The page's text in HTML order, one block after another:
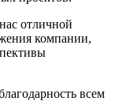
отличной
компании,
всем